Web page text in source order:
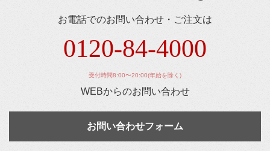
お電話でのお問い合わせ・ご注文は
0120-84-4000
受付時間8:00〜20:00(年始を除く)
WEBからのお問い合わせ
お問い合わせフォーム